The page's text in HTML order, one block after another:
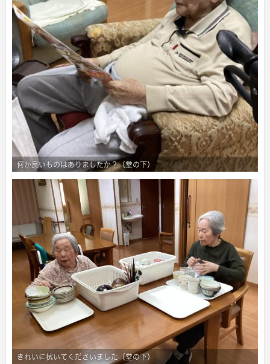
何か良いものはありましたか？（堂の下）
きれいに拭いてくださいました（堂の下）